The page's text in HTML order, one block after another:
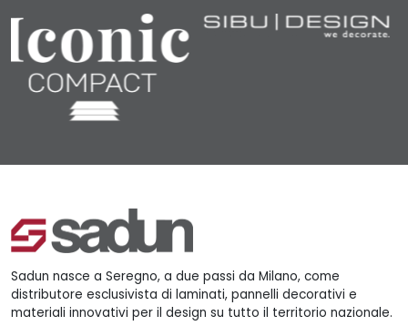
Sadun nasce a Seregno, a due passi da Milano, come
distributore esclusivista di laminati, pannelli decorativi e
materiali innovativi per il design su tutto il territorio nazionale.